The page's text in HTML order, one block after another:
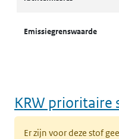
Emissiegrenswaarde
KRW prioritaire
Er zijn voor deze stof